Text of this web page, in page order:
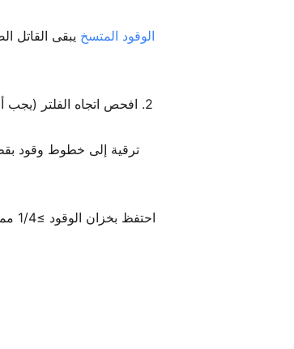
الوقود المتسخ يبقى القاتل
ترقية إلى خطوط وقود
احتفظ بخزان الوقود ≥1/4 ممتلئ لمنع ارتفاع درجة حرارة المضخة.